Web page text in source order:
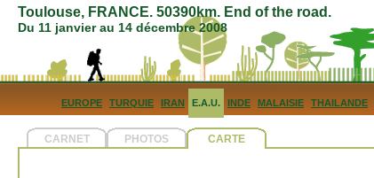
Toulouse, FRANCE. 50390km. End of the road.
Du 11 janvier au 14 décembre 2008
EUROPE TURQUIE IRAN E.A.U. INDE MALAISIE THAILANDE
CARNET PHOTOS CARTE